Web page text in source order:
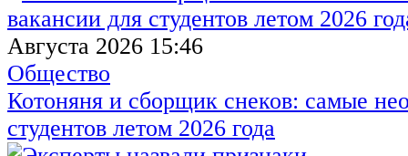
Августа 2026 15:46
Общество
Котоняня и сборщик снеков: самые
студентов летом 2026 года